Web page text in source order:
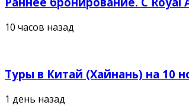
10 часов назад
Туры в Китай (Хайнань) на 10
1 день назад